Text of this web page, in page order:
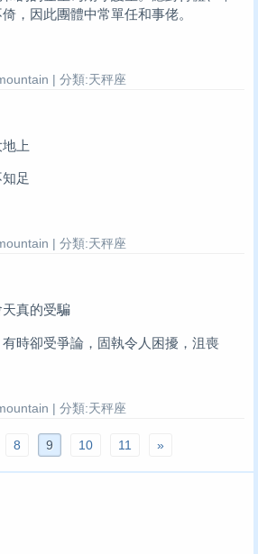
，因此團體中常單任和事佬。
| 分類:天秤座
上
足
| 分類:天秤座
真的受騙
時卻受爭論，固執令人困擾，沮喪
| 分類:天秤座
8 9 10 11 »